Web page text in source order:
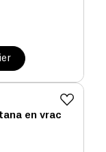
en vrac